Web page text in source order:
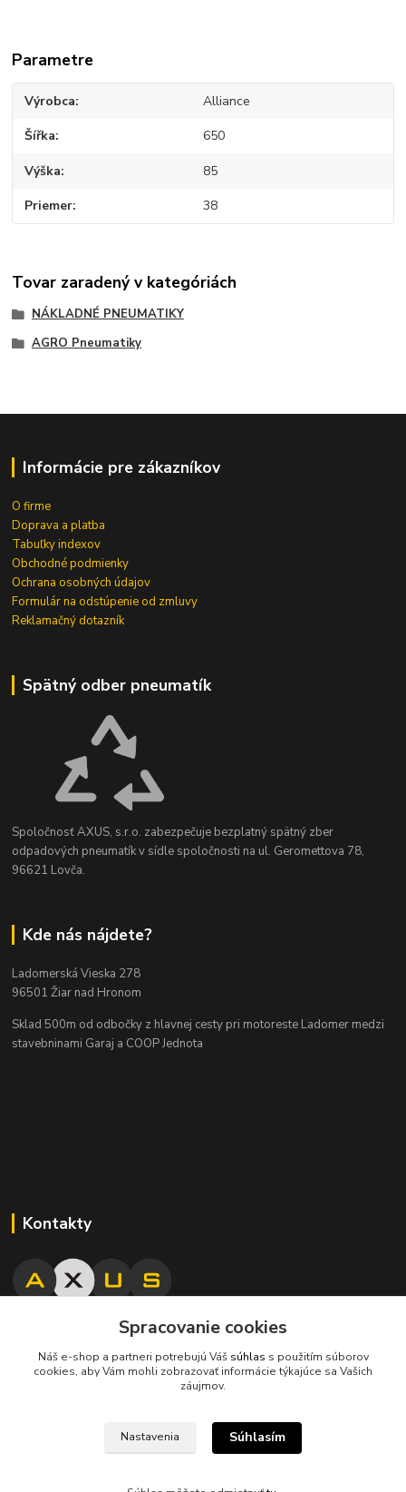
Parametre
Výrobca Alliance
Šířka 650
Výška 85
Priemer 38
Tovar zaradený v kategóriách
NÁKLADNÉ PNEUMATIKY
AGRO Pneumatiky
Informácie pre zákazníkov
O firme
Doprava a platba
Tabuľky indexov
Obchodné podmienky
Ochrana osobných údajov
Formulár na odstúpenie od zmluvy
Reklamačný dotazník
Spätný odber pneumatík
Spoločnosť AXUS, s.r.o. zabezpečuje bezplatný spätný zber
odpadových pneumatík v sídle spoločnosti na ul. Geromettova 78,
96621 Lovča.
Kde nás nájdete?
Ladomerská Vieska 278
96501 Žiar nad Hronom
Sklad 500m od odbočky z hlavnej cesty pri motoreste Ladomer medzi
stavebninami Garaj a COOP Jednota
Kontakty
045/671 63 50
axuspneu@gmail.com
Spracovanie cookies
Náš e-shop a partneri potrebujú Váš súhlas s použitím súborov
cookies, aby Vám mohli zobrazovať informácie týkajúce sa Vašich
záujmov.
Nastavenia Súhlasím